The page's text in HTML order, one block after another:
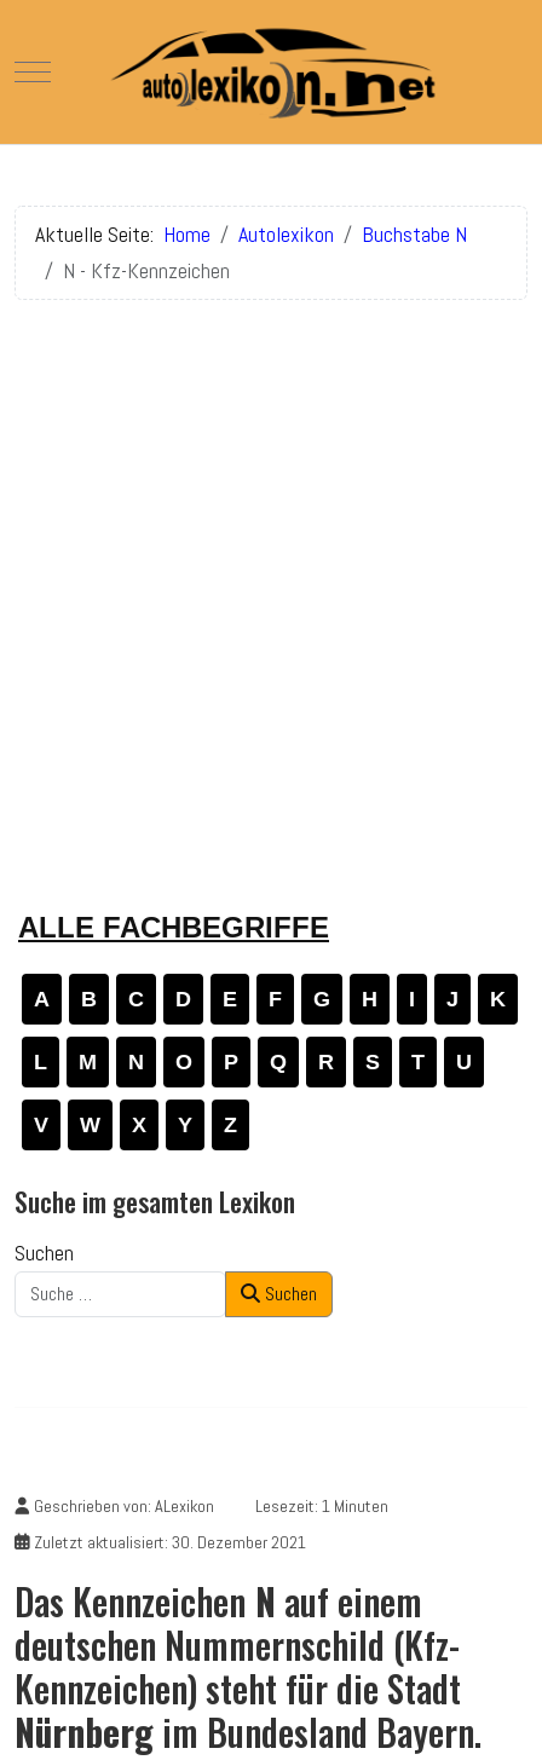
Mobile Menu Toggle
Aktuelle Seite: Home Autolexikon
Buchstabe N
N - Kfz-Kennzeichen
ALLE FACHBEGRIFFE
A B C D E F G H I J K
L M N O P Q R S T U
V W X Y Z
Suche im gesamten Lexikon
Suchen
Suchen
Geschrieben von: ALexikon
Lesezeit: 1 Minuten
Zuletzt aktualisiert: 30. Dezember 2021
Das Kennzeichen N auf einem
deutschen Nummernschild (Kfz-
Kennzeichen) steht für die Stadt
Nürnberg im Bundesland Bayern.